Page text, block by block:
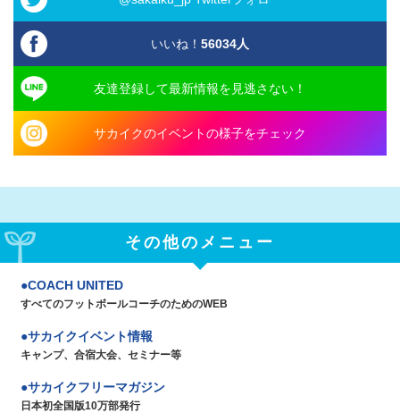
いいね！ 56034人
友達登録して最新情報を見逃さない！
サカイクのイベントの様子をチェック
その他のメニュー
COACH UNITED
すべてのフットボールコーチのためのWEB
サカイクイベント情報
キャンプ、合宿大会、セミナー等
サカイクフリーマガジン
日本初全国版10万部発行